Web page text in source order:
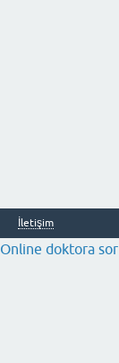
İletişim
Online doktora sor